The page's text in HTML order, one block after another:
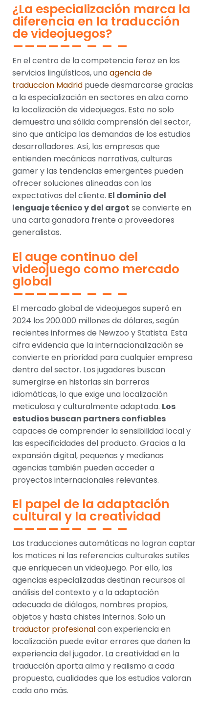
¿La especialización marca la
diferencia en la traducción
de videojuegos?
En el centro de la competencia feroz en los
servicios lingüísticos, unaagencia de
traduccion Madrid puede desmarcarse gracias
a la especialización en sectores en alza como
la localización de videojuegos. Esto no solo
demuestra una sólida comprensión del sector,
sino que anticipa las demandas de los estudios
desarrolladores. Así, las empresas que
entienden mecánicas narrativas, culturas
gamer y las tendencias emergentes pueden
ofrecer soluciones alineadas con las
expectativas del cliente. El dominio del
lenguaje técnico y del argot se convierte en
una carta ganadora frente a proveedores
generalistas.
El auge continuo del
videojuego como mercado
global
El mercado global de videojuegos superó en
2024 los 200.000 millones de dólares, según
recientes informes de Newzoo y Statista. Esta
cifra evidencia que la internacionalización se
convierte en prioridad para cualquier empresa
dentro del sector. Los jugadores buscan
sumergirse en historias sin barreras
idiomáticas, lo que exige una localización
meticulosa y culturalmente adaptada. Los
estudios buscan partners confiables
capaces de comprender la sensibilidad local y
las especificidades del producto. Gracias a la
expansión digital, pequeñas y medianas
agencias también pueden acceder a
proyectos internacionales relevantes.
El papel de la adaptación
cultural y la creatividad
Las traducciones automáticas no logran captar
los matices ni las referencias culturales sutiles
que enriquecen un videojuego. Por ello, las
agencias especializadas destinan recursos al
análisis del contexto y a la adaptación
adecuada de diálogos, nombres propios,
objetos y hasta chistes internos. Solo un
traductor profesionalcon experiencia en
localización puede evitar errores que dañen la
experiencia del jugador. La creatividad en la
traducción aporta alma y realismo a cada
propuesta, cualidades que los estudios valoran
cada año más.